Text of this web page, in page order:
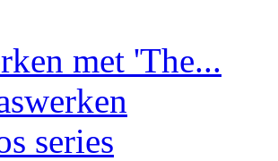
met 'The...
series